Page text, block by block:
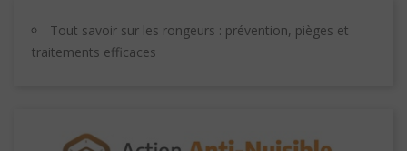
Tout savoir sur les rongeurs : prévention, pièges et
traitements efficaces